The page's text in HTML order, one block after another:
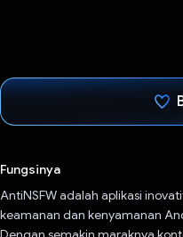
Fungsinya
AntiNSFW adalah aplikasi
keamanan dan kenyamanan